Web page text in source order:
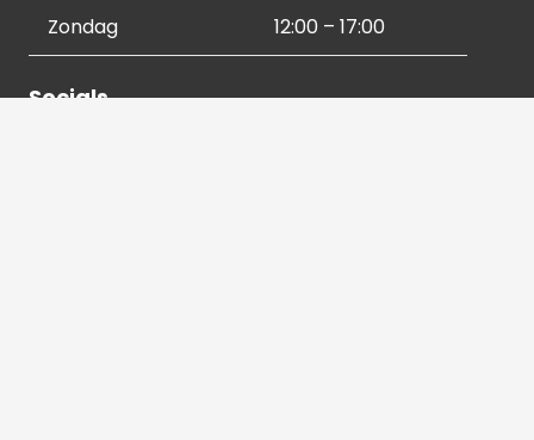
Zondag 12:00 – 17:00
Socials